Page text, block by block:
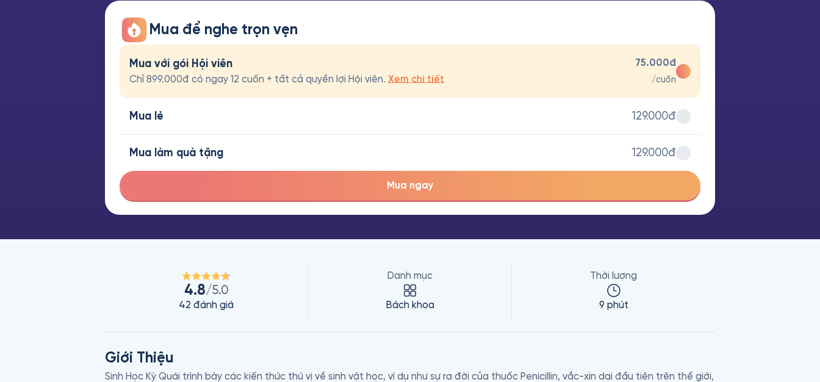
Mua để nghe trọn vẹn
Mua với gói Hội viên
Chỉ 899.000đ có ngay 12 cuốn + tất cả quyền lợi Hội viên. Xem chi tiết
75.000đ
/cuốn
Mua lẻ 129.000đ
Mua làm quà tặng 129.000đ
Mua ngay
4.8/5.0
42 đánh giá
Danh mục
Bách khoa
Thời lượng
9 phút
Giới Thiệu
Sinh Học Kỳ Quái trình bày các kiến thức thú vị về sinh vật học, ví dụ như sự ra đời của thuốc Penicillin, vắc-xin dại đầu tiên trên thế giới,